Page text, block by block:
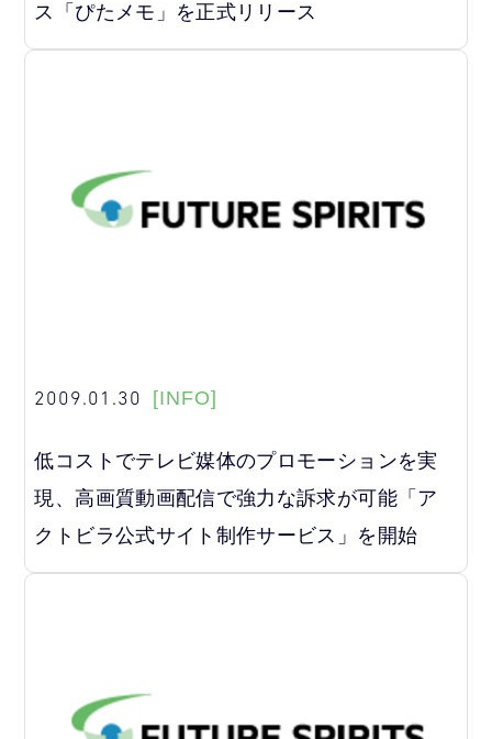
ス「ぴたメモ」を正式リリース
2009.01.30 [INFO]
低コストでテレビ媒体のプロモーションを実
現、高画質動画配信で強力な訴求が可能「ア
クトビラ公式サイト制作サービス」を開始